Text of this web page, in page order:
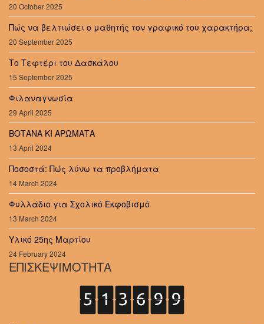
20 October 2025
Πώς να βελτιώσει ο μαθητής τον γραφικό του χαρακτήρα;
20 September 2025
Το Τεφτέρι του Δασκάλου
15 September 2025
Φιλαναγνωσία
29 April 2025
ΒΟΤΑΝΑ ΚΙ ΑΡΩΜΑΤΑ
13 April 2024
Ποσοστά: Πώς λύνω τα προβλήματα
14 March 2024
Φυλλάδιο για Σχολικό Εκφοβισμό
13 March 2024
Υλικό 25ης Μαρτίου
24 February 2024
ΕΠΙΣΚΕΨΙΜΟΤΗΤΑ